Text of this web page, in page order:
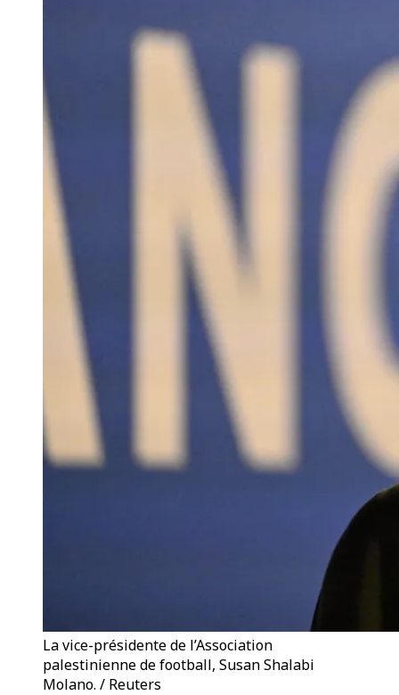
La vice-présidente de l’Association
palestinienne de football, Susan Shalabi
Molano. / Reuters